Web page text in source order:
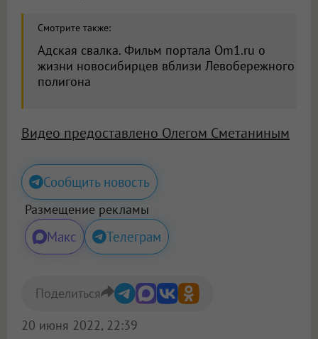
Смотрите также:
Адская свалка. Фильм портала Om1.ru о
жизни новосибирцев вблизи Левобережного
полигона
Видео предоставлено Олегом Сметаниным
Сообщить новость
Размещение рекламы
Макс Телеграм
20 июня 2022, 22:39
Поделиться